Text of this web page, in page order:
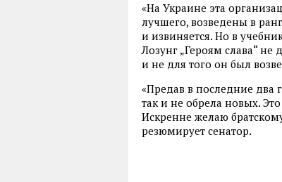
«На Украине эта
лучшего, возведены в
и извиняется. Но в
Лозунг „Героям слава“
и не для того он был
«Предав в последние два
так и не обрела новых.
Искренне желаю
резюмирует сенатор.